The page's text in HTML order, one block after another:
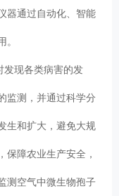
器通过自动化、智能
。
发现各类病害的发
测，并通过科学分
和扩大，避免大规
保障农业生产安全，
测空气中微生物孢子